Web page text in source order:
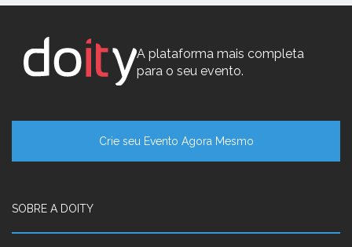
A plataforma mais completa
para o seu evento.
Crie seu Evento Agora Mesmo
SOBRE A DOITY